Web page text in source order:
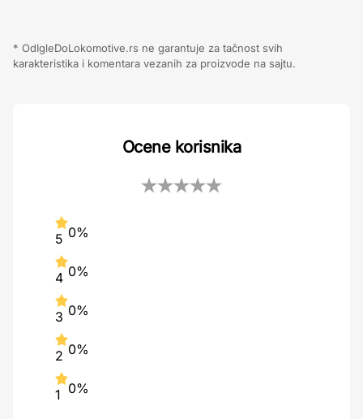
* OdIgleDoLokomotive.rs ne garantuje za tačnost svih
karakteristika i komentara vezanih za proizvode na sajtu.
Ocene korisnika
5 0%
4 0%
3 0%
2 0%
1 0%